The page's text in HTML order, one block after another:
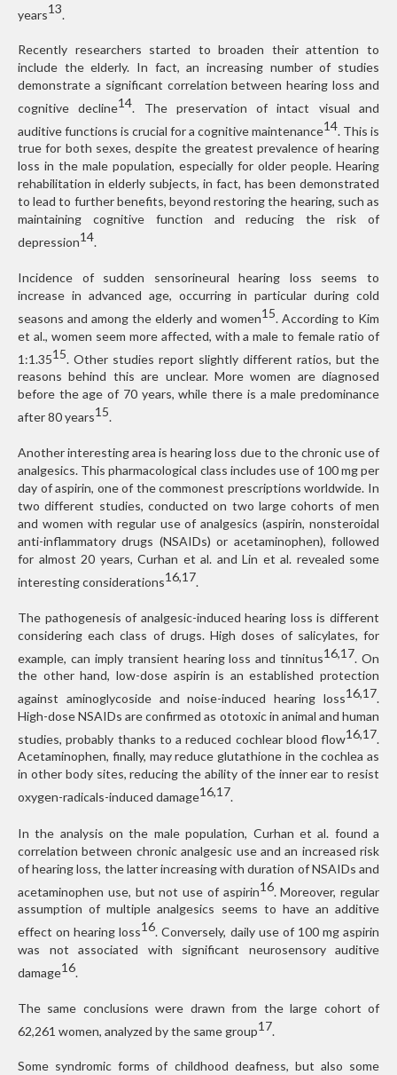
years13
Recently researchers started to broaden their attention to
include the elderly. In fact, an increasing number of studies
demonstrate a significant correlation between hearing loss and
cognitive decline14. The preservation of intact visual and
auditive functions is crucial for a cognitive maintenance14. This is
true for both sexes, despite the greatest prevalence of hearing
loss in the male population, especially for older people. Hearing
rehabilitation in elderly subjects, in fact, has been demonstrated
to lead to further benefits, beyond restoring the hearing, such as
maintaining cognitive function and reducing the risk of
depression14.
Incidence of sudden sensorineural hearing loss seems to
increase in advanced age, occurring in particular during cold
seasons and among the elderly and women15. According to Kim
et al., women seem more affected, with a male to female ratio of
1:1.3515. Other studies report slightly different ratios, but the
reasons behind this are unclear. More women are diagnosed
before the age of 70 years, while there is a male predominance
after 80 years15.
Another interesting area is hearing loss due to the chronic use of
analgesics. This pharmacological class includes use of 100 mg per
day of aspirin, one of the commonest prescriptions worldwide. In
two different studies, conducted on two large cohorts of men
and women with regular use of analgesics (aspirin, nonsteroidal
anti-inflammatory drugs (NSAIDs) or acetaminophen), followed
for almost 20 years, Curhan et al. and Lin et al. revealed some
interesting considerations16,17.
The pathogenesis of analgesic-induced hearing loss is different
considering each class of drugs. High doses of salicylates, for
example, can imply transient hearing loss and tinnitus16,17. On
the other hand, low-dose aspirin is an established protection
against aminoglycoside and noise-induced hearing loss16,17.
High-dose NSAIDs are confirmed as ototoxic in animal and human
studies, probably thanks to a reduced cochlear blood flow16,17.
Acetaminophen, finally, may reduce glutathione in the cochlea as
in other body sites, reducing the ability of the inner ear to resist
oxygen-radicals-induced damage16,17.
In the analysis on the male population, Curhan et al. found a
correlation between chronic analgesic use and an increased risk
of hearing loss, the latter increasing with duration of NSAIDs and
acetaminophen use, but not use of aspirin16. Moreover, regular
assumption of multiple analgesics seems to have an additive
effect on hearing loss16. Conversely, daily use of 100 mg aspirin
was not associated with significant neurosensory auditive
damage16.
The same conclusions were drawn from the large cohort of
62,261 women, analyzed by the same group17
Some syndromic forms of childhood deafness, but also some